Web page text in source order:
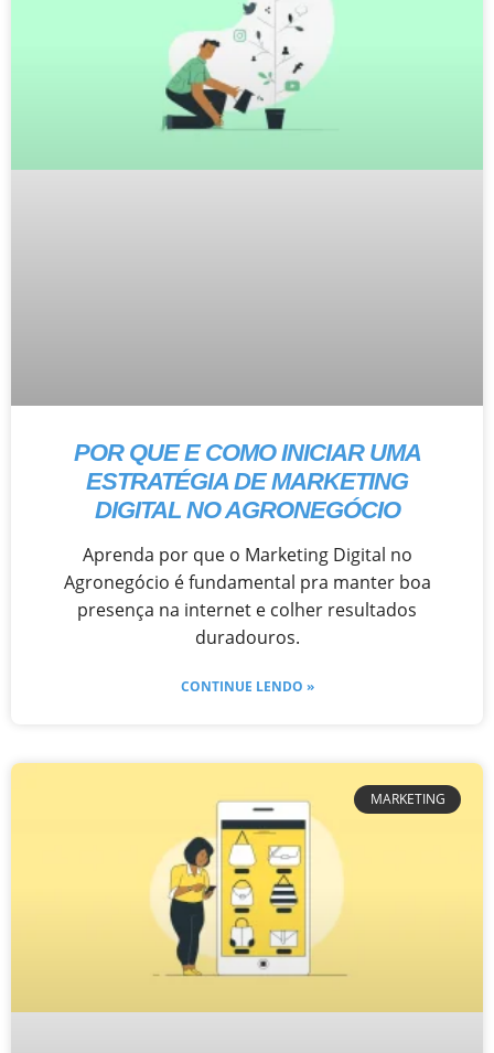
POR QUE E COMO INICIAR UMA
ESTRATÉGIA DE MARKETING
DIGITAL NO AGRONEGÓCIO
Aprenda por que o Marketing Digital no
Agronegócio é fundamental pra manter boa
presença na internet e colher resultados
duradouros.
CONTINUE LENDO »
MARKETING